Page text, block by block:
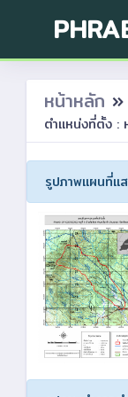
หน้าหลัก
ตำแหน่งที่ตั้ง :
รูปภาพแผนที่แ